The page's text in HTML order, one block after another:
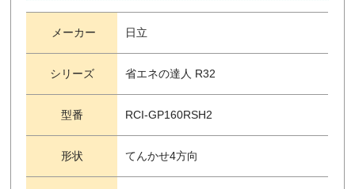
メーカー 日立
シリーズ 省エネの達人 R32
型番 RCI-GP160RSH2
形状 てんかせ4方向